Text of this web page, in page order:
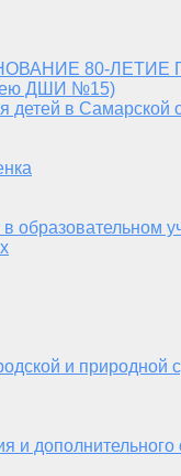
80-
ДШИ №15)
детей в Самарской
образовательном
и природной
и